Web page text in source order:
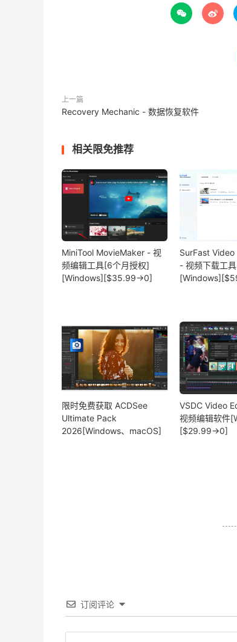
 
上一篇
Recovery Mechanic - 数据恢复软件
相关限免推荐
MiniTool MovieMaker - 视
频编辑工具[6个月授权]
[Windows][$35.99→0]
SurFast
- 视频下载工
限时免费获取 ACDSee
Ultimate Pack
2026[Windows、macOS]
VSDC Video
视频编辑软件
[$29.99→0]
订阅评论